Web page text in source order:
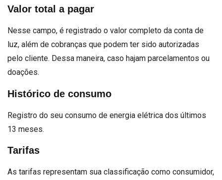
Valor total a pagar
Nesse campo, é registrado o valor completo da conta de
luz, além de cobranças que podem ter sido autorizadas
pelo cliente. Dessa maneira, caso hajam parcelamentos ou
doações.
Histórico de consumo
Registro do seu consumo de energia elétrica dos últimos
13 meses.
Tarifas
As tarifas representam sua classificação como consumidor,